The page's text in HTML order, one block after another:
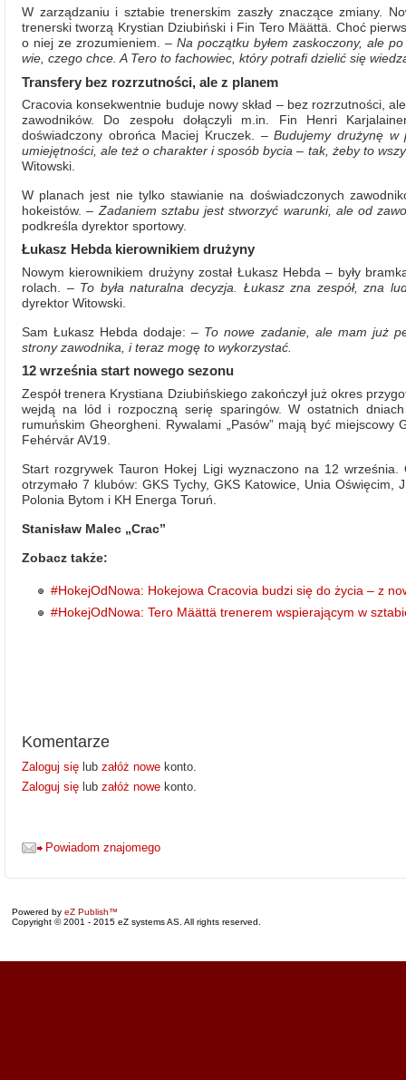
W zarządzaniu i sztabie trenerskim zaszły znaczące zmiany.
trenerski tworzą Krystian Dziubiński i Fin Tero Määttä. Choć
o niej ze zrozumieniem. – Na początku byłem zaskoczony, ale
wie, czego chce. A Tero to fachowiec, który potrafi dzielić się
Transfery bez rozrzutności, ale z planem
Cracovia konsekwentnie buduje nowy skład – bez rozrzutności,
zawodników. Do zespołu dołączyli m.in. Fin Henri
doświadczony obrońca Maciej Kruczek. –Budujemy drużynę w
umiejętności, ale też o charakter i sposób bycia – tak, żeby to
Witowski.
W planach jest nie tylko stawianie na doświadczonych
hokeistów. –Zadaniem sztabu jest stworzyć warunki, ale od
podkreśla dyrektor sportowy.
Łukasz Hebda kierownikiem drużyny
Nowym kierownikiem drużyny został Łukasz Hebda – były
rolach. – To była naturalna decyzja. Łukasz zna zespół, zna
dyrektor Witowski.
Sam Łukasz Hebda dodaje: – To nowe zadanie, ale mam już
strony zawodnika, i teraz mogę to wykorzystać.
12 września start nowego sezonu
Zespół trenera Krystiana Dziubińskiego zakończył już okres
wejdą na lód i rozpoczną serię sparingów. W ostatnich
rumuńskim Gheorgheni. Rywalami „Pasów” mają być
Fehérvár AV19.
Start rozgrywek Tauron Hokej Ligi wyznaczono na 12
otrzymało 7 klubów: GKS Tychy, GKS Katowice, Unia Oświęcim,
Polonia Bytom i KH Energa Toruń.
Stanisław Malec „Crac”
Zobacz także:
#HokejOdNowa: Hokejowa Cracovia budzi się do życia – z
#HokejOdNowa: Tero Määttä trenerem wspierającym w
Komentarze
Zaloguj się lub załóż nowe konto.
Zaloguj się lub załóż nowe konto.
Powiadom znajomego
Powered by eZ Publish™
Copyright © 2001 - 2015 eZ systems AS. All rights reserved.